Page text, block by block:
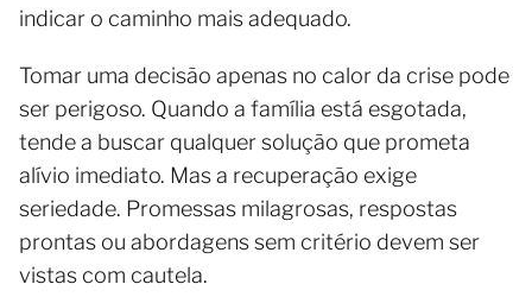
indicar o caminho mais adequado.
Tomar uma decisão apenas no calor da crise pode
ser perigoso. Quando a família está esgotada,
tende a buscar qualquer solução que prometa
alívio imediato. Mas a recuperação exige
seriedade. Promessas milagrosas, respostas
prontas ou abordagens sem critério devem ser
vistas com cautela.